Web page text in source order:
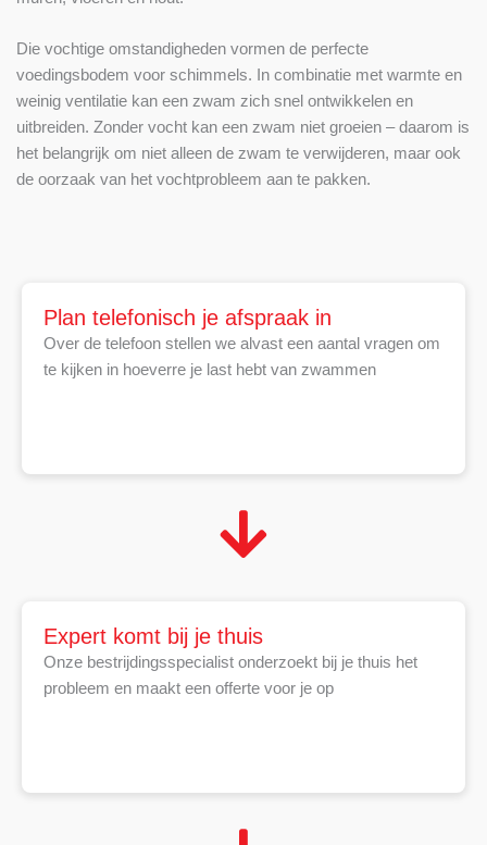
Die vochtige omstandigheden vormen de perfecte
voedingsbodem voor schimmels. In combinatie met warmte en
weinig ventilatie kan een zwam zich snel ontwikkelen en
uitbreiden. Zonder vocht kan een zwam niet groeien – daarom is
het belangrijk om niet alleen de zwam te verwijderen, maar ook
de oorzaak van het vochtprobleem aan te pakken.
Plan telefonisch je afspraak in
Over de telefoon stellen we alvast een aantal vragen om
te kijken in hoeverre je last hebt van zwammen
Expert komt bij je thuis
Onze bestrijdingsspecialist onderzoekt bij je thuis het
probleem en maakt een offerte voor je op